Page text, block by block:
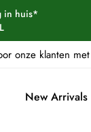
in huis*
onze klanten
New Arrivals